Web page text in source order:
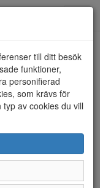
till ditt besök
funktioner,
personifierad
som krävs för
av cookies du vill